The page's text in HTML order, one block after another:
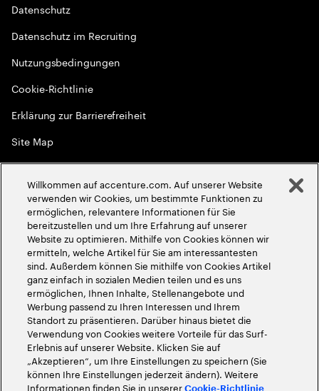
Datenschutz
Datenschutz im Recruiting
Nutzungsbedingungen
Cookie-Richtlinie
Erklärung zur Barrierefreiheit
Site Map
Globale Meritokratie
2026Accenture. Alle Rechte vorbehalten
Willkommen auf accenture.com. Auf unserer Website
verwenden wir Cookies, um bestimmte Funktionen zu
ermöglichen, relevantere Informationen für Sie
bereitzustellen und um Ihre Erfahrung auf unserer
Website zu optimieren. Mithilfe von Cookies können wir
ermitteln, welche Artikel für Sie am interessantesten
sind. Außerdem können Sie mithilfe von Cookies Artikel
ganz einfach in sozialen Medien teilen und es uns
ermöglichen, Ihnen Inhalte, Stellenangebote und
Werbung passend zu Ihren Interessen und Ihrem
Standort zu präsentieren. Darüber hinaus bietet die
Verwendung von Cookies weitere Vorteile für das Surf-
Erlebnis auf unserer Website. Klicken Sie auf
„Akzeptieren“, um Ihre Einstellungen zu speichern (Sie
können Ihre Einstellungen jederzeit ändern). Weitere
Informationen finden Sie in unsererCookie-Richtlinie